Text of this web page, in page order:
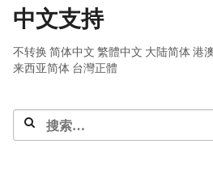
布
署
分
页
中文支持
不转换 简体中文 繁體中文 大陆简体港
来西亚简体 台灣正體
搜
索：